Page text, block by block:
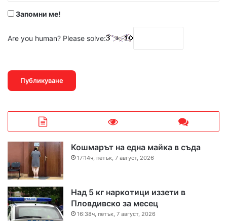
Запомни ме!
Are you human? Please solve:
Кошмарът на една майка в съда
17:14ч, петък, 7 август, 2026
Над 5 кг наркотици иззети в
Пловдивско за месец
16:38ч, петък, 7 август, 2026